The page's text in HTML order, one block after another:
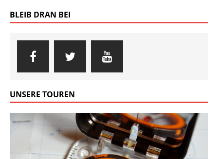
BLEIB DRAN BEI
UNSERE TOUREN